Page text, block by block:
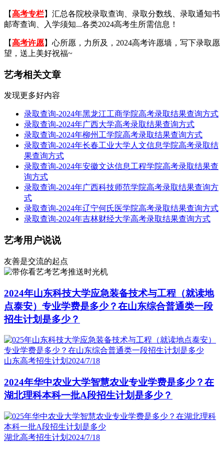
【高考专栏】汇总各院校录取查询、录取分数线、录取通知书
邮寄查询、入学须知...各类2024高考生所需信息！
【高考许愿】心所愿，力所及，2024高考许愿墙，写下录取愿
望，送上美好祝福~
艺考相关文章
发现更多好内容
录取查询-2024年黑龙江工商学院高考录取结果查询方式
录取查询-2024年广西大学高考录取结果查询方式
录取查询-2024年柳州工学院高考录取结果查询方式
录取查询-2024年长春工业大学人文信息学院高考录取结
果查询方式
录取查询-2024年安徽文达信息工程学院高考录取结果查
询方式
录取查询-2024年广西科技师范学院高考录取结果查询方
式
录取查询-2024年辽宁何氏医学院高考录取结果查询方式
录取查询-2024年吉林财经大学高考录取结果查询方式
艺考用户说说
友善是交流的起点
艺考推送时光机
2024年山东科技大学应急装备技术与工程（就读地
点泰安）专业学费是多少？在山东综合普通类一段
招生计划是多少？
山东高考招生计划 2024/7/18
2024年华中农业大学智慧农业专业学费是多少？在
湖北理科本科一批A段招生计划是多少？
湖北高考招生计划 2024/7/18